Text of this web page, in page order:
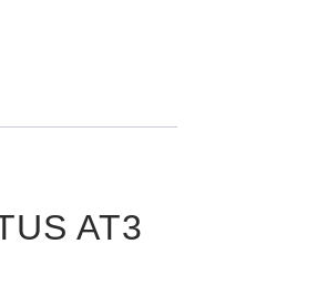
AT3